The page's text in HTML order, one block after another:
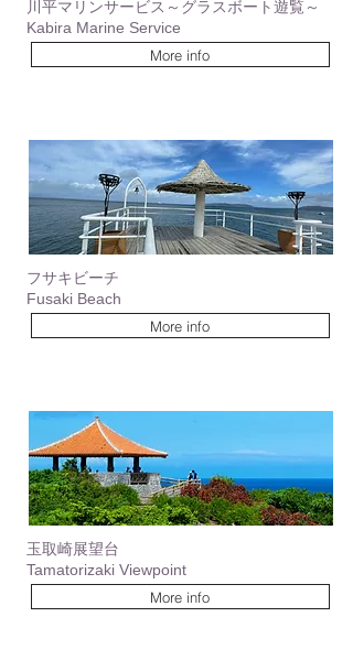
川平マリンサービス～グラスボート遊覧～
Kabira Marine Service
More info
​フサキビーチ
Fusaki Beach
More info
​玉取崎展望台
Tamatorizaki Viewpoint
More info